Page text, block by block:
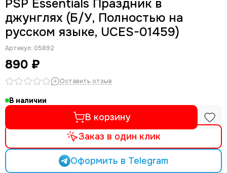
PSP Essentials Праздник в
джунглях (Б/У, Полностью на
русском языке, UCES-01459)
Артикул: 05892
890 ₽
Оставить отзыв
В наличии
В корзину
Заказ в один клик
Оформить в Telegram